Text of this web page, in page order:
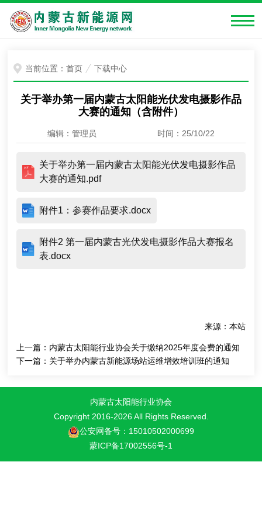
当前位置：首页 下载中心
关于举办第一届内蒙古太阳能光伏发电摄影作品
大赛的通知（含附件）
编辑：管理员 时间：25/10/22
关于举办第一届内蒙古太阳能光伏发电摄影作品
大赛的通知.pdf
附件1：参赛作品要求.docx
附件2 第一届内蒙古光伏发电摄影作品大赛报名
表.docx
来源：本站
上一篇： 内蒙古太阳能行业协会关于缴纳2025年度会费的通知
下一篇： 关于举办内蒙古新能源场站运维增效培训班的通知
内蒙古太阳能行业协会
Copyright 2016-2026 All Rights Reserved.
公安网备号：15010502000699
蒙ICP备17002556号-1